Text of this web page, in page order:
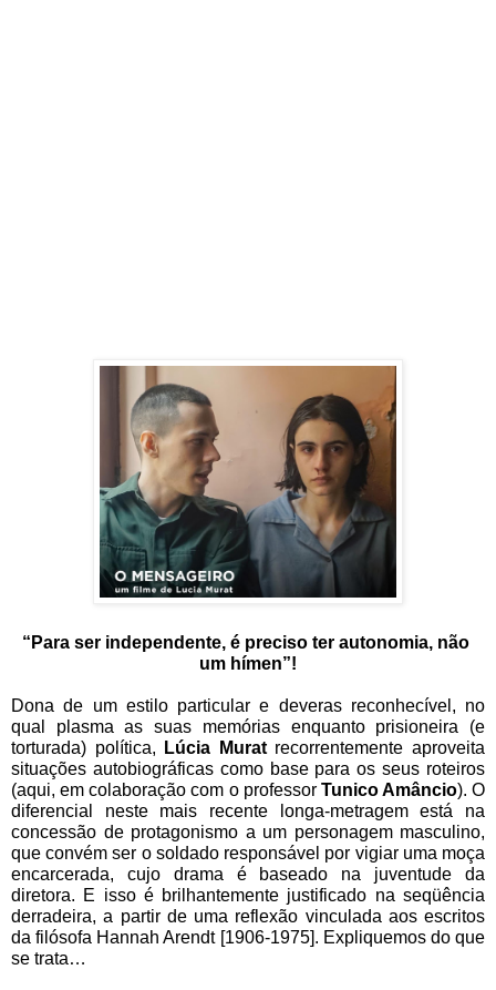
“Para ser independente, é preciso ter autonomia, não
um hímen”!
Dona de um estilo particular e deveras reconhecível, no
qual plasma as suas memórias enquanto prisioneira (e
torturada) política, Lúcia Murat recorrentemente aproveita
situações autobiográficas como base para os seus roteiros
(aqui, em colaboração com o professor Tunico Amâncio). O
diferencial neste mais recente longa-metragem está na
concessão de protagonismo a um personagem masculino,
que convém ser o soldado responsável por vigiar uma moça
encarcerada, cujo drama é baseado na juventude da
diretora. E isso é brilhantemente justificado na seqüência
derradeira, a partir de uma reflexão vinculada aos escritos
da filósofa Hannah Arendt [1906-1975]. Expliquemos do que
se trata…